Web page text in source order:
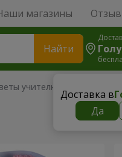
магазины
Найти
Доставка в
Да
учителю